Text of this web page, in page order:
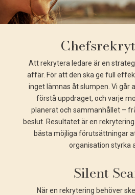
Att rekrytera ledare är en
affär. För att den ska ge full
inget lämnas åt slumpen. Vi går
förstå uppdraget, och varje
planerat och sammanhållet –
beslut. Resultatet är en
bästa möjliga förutsättningar
organisation styrka
Silent
När en rekrytering behöver